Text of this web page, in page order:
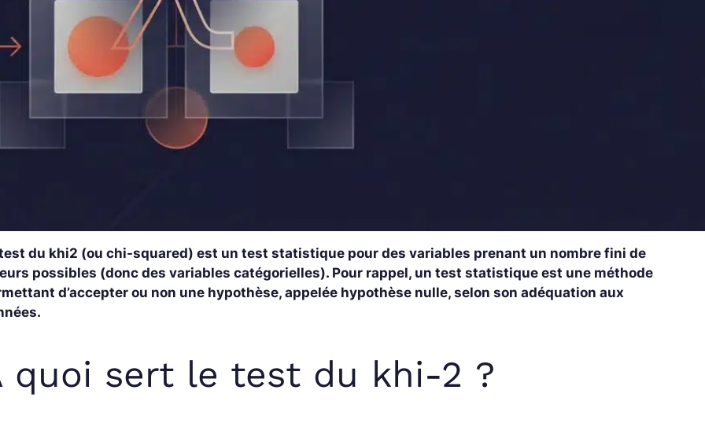
du khi2 (ou chi-squared) est un test statistique pour des variables prenant un nombre fini de
possibles (donc des variables catégorielles). Pour rappel, un test statistique est une méthode
d’accepter ou non une hypothèse, appelée hypothèse nulle, selon son adéquation aux
quoi sert le test du khi-2 ?